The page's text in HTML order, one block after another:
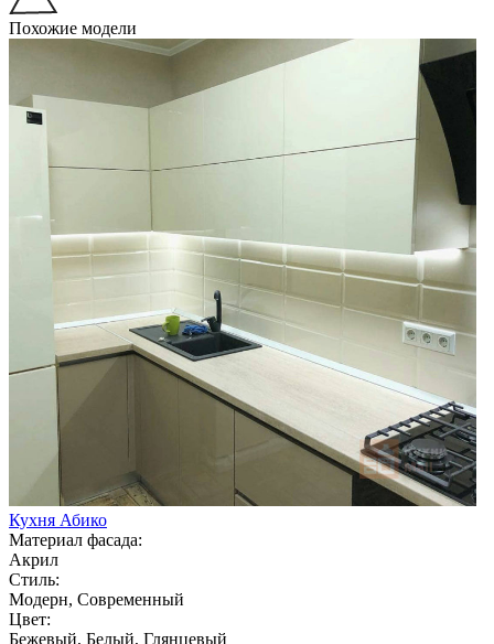
Похожие модели
Кухня Абико
Материал фасада:
Акрил
Стиль:
Модерн, Современный
Цвет:
Бежевый, Белый, Глянцевый